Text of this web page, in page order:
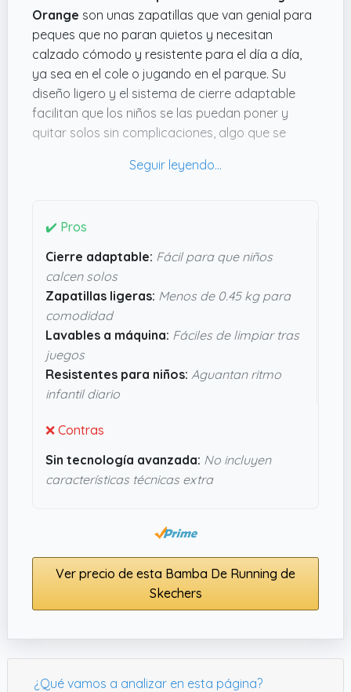
Orange son unas zapatillas que van genial para
peques que no paran quietos y necesitan
calzado cómodo y resistente para el día a día,
ya sea en el cole o jugando en el parque. Su
diseño ligero y el sistema de cierre adaptable
facilitan que los niños se las puedan poner y
quitar solos sin complicaciones, algo que se
desastre tras las carreras y los juegos. El peso
en absoluto, permitiendo movilidad sin
restricciones. Si buscas algo práctico y que
aguante el ritmo infantil, estas Skechers parecen
bastante pensadas para eso, sin rolls súper
técnicos pero con detalles que simplifican la vida.
✔️ Pros
Cierre adaptable: Fácil para que niños
calcen solos
Zapatillas ligeras: Menos de 0.45 kg para
comodidad
Lavables a máquina: Fáciles de limpiar tras
juegos
Resistentes para niños: Aguantan ritmo
infantil diario
❌ Contras
Sin tecnología avanzada: No incluyen
características técnicas extra
Ver precio de esta Bamba De Running de
Skechers
¿Qué vamos a analizar en esta página?